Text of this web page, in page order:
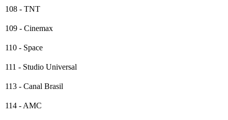
108 - TNT
109 - Cinemax
110 - Space
111 - Studio Universal
113 - Canal Brasil
114 - AMC